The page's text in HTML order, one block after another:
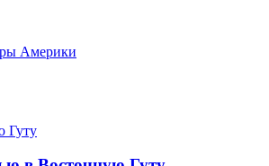
Америки